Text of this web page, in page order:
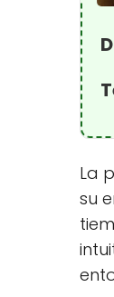
La
su